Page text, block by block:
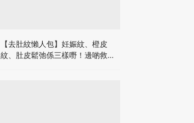
【去肚紋懶人包】妊娠紋、橙皮
紋、肚皮鬆弛係三樣嘢！邊啲救得